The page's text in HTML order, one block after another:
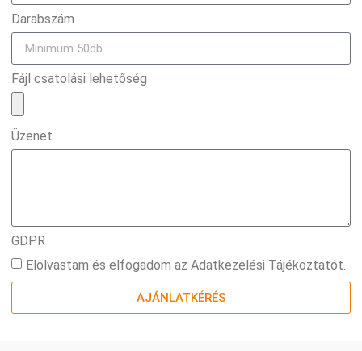
Darabszám
Fájl csatolási lehetőség
Üzenet
GDPR
Elolvastam és elfogadom az Adatkezelési Tájékoztatót.
AJÁNLATKÉRÉS